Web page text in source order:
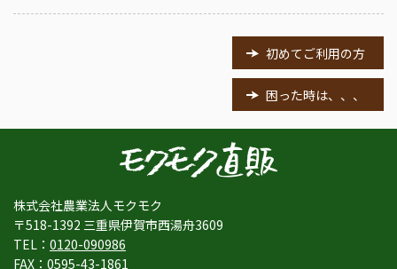
初めてご利用の方
困った時は、、、
株式会社農業法人モクモク
〒518-1392 三重県伊賀市西湯舟3609
TEL： 0120-090986
FAX：0595-43-1861